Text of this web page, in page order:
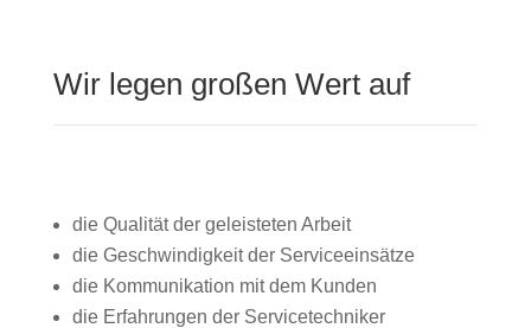
Wir legen großen Wert auf
die Qualität der geleisteten Arbeit
die Geschwindigkeit der Serviceeinsätze
die Kommunikation mit dem Kunden
die Erfahrungen der Servicetechniker